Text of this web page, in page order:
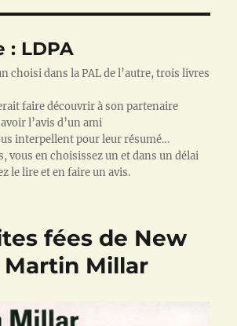
: LDPA
choisi dans la PAL de l’autre, trois livres
faire découvrir à son partenaire
l’avis d’un ami
interpellent pour leur résumé…
vous en choisissez un et dans un délai
le lire et en faire un avis.
fées de New
Martin Millar